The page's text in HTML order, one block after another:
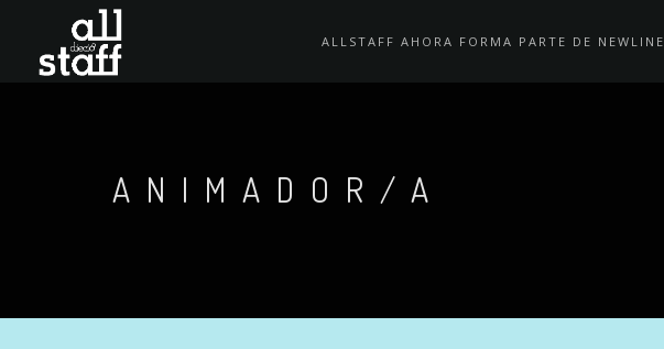
ALLSTAFF AHORA FORMA PARTE DE NEWLINE
ANIMADOR/A